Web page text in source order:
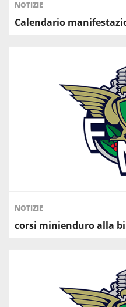
NOTIZIE
Calendario
NOTIZIE
corsi minienduro alla